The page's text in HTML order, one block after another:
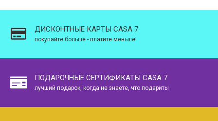
ДИСКОНТНЫЕ КАРТЫ CASA 7
покупайте больше - платите меньше!
ПОДАРОЧНЫЕ СЕРТИФИКАТЫ CASA 7
лучший подарок, когда не знаете, что подарить!